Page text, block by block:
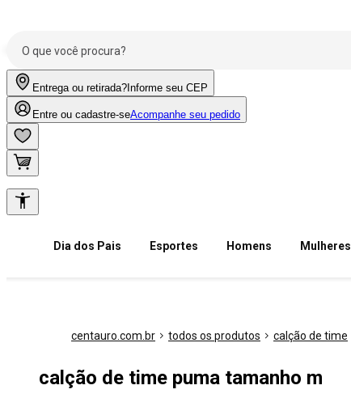
Entrega ou retirada? Informe seu CEP
Entre ou cadastre-seAcompanhe seu pedido
Dia dos Pais Esportes Homens Mulheres
centauro.com.br todos os produtos calção de time
calção de time puma tamanho m